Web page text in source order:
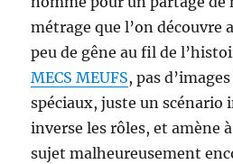
métrage que l’on découvre
peu de gêne au fil de
MECS MEUFS, pas
spéciaux, juste un
inverse les rôles, et amène
sujet malheureusement